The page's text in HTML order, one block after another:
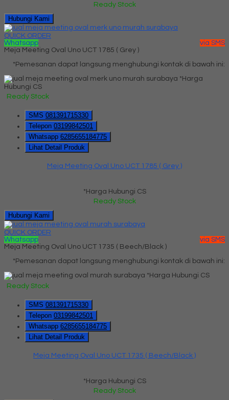
Ready Stock
Hubungi Kami
QUICK ORDER
Whatsapp
via SMS
Meja Meeting Oval Uno UCT 1785 ( Grey )
*Pemesanan dapat langsung menghubungi kontak di bawah ini:
*Harga
Hubungi CS
Ready Stock
SMS 081391715330
Telepon 03199842501
Whatsapp 6285655184775
Lihat Detail Produk
Meja Meeting Oval Uno UCT 1785 ( Grey )
*Harga Hubungi CS
Ready Stock
Hubungi Kami
QUICK ORDER
Whatsapp
via SMS
Meja Meeting Oval Uno UCT 1735 ( Beech/Black )
*Pemesanan dapat langsung menghubungi kontak di bawah ini:
*Harga Hubungi CS
Ready Stock
SMS 081391715330
Telepon 03199842501
Whatsapp 6285655184775
Lihat Detail Produk
Meja Meeting Oval Uno UCT 1735 ( Beech/Black )
*Harga Hubungi CS
Ready Stock